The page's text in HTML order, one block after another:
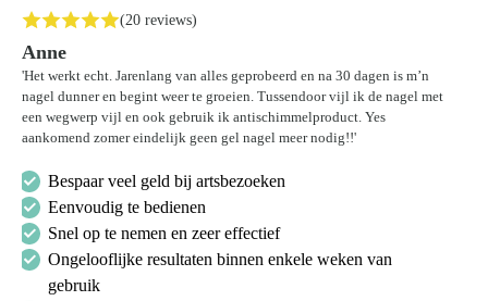
(20 reviews)
Anne
'Het werkt echt. Jarenlang van alles geprobeerd en na 30 dagen is m’n
nagel dunner en begint weer te groeien. Tussendoor vijl ik de nagel met
een wegwerp vijl en ook gebruik ik antischimmelproduct. Yes
aankomend zomer eindelijk geen gel nagel meer nodig!!'
Bespaar veel geld bij artsbezoeken
Eenvoudig te bedienen
Snel op te nemen en zeer effectief
Ongelooflijke resultaten binnen enkele weken van
gebruik